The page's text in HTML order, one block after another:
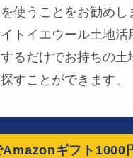
を使うことをお勧めし
トイエウール土地活
るだけでお持ちの土
すことができます。
Amazonギフト1000